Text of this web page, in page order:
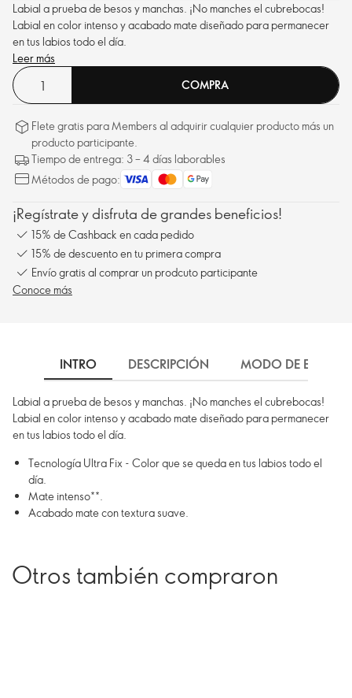
Labial a prueba de besos y manchas. ¡No manches el cubrebocas!
Labial en color intenso y acabado mate diseñado para permanecer
en tus labios todo el día.
Leer más
COMPRA
Flete gratis para Members al adquirir cualquier producto más un
producto participante.
Tiempo de entrega: 3 – 4 días laborables
Métodos de pago:
¡Regístrate y disfruta de grandes beneficios!
15% de Cashback en cada pedido
15% de descuento en tu primera compra
Envío gratis al comprar un prodcuto participante
Conoce más
INTRO DESCRIPCIÓN MODO DE EMPLEO
Labial a prueba de besos y manchas. ¡No manches el cubrebocas!
Labial en color intenso y acabado mate diseñado para permanecer
en tus labios todo el día.
Tecnología Ultra Fix - Color que se queda en tus labios todo el
día.
Mate intenso**.
Acabado mate con textura suave.
Otros también compraron